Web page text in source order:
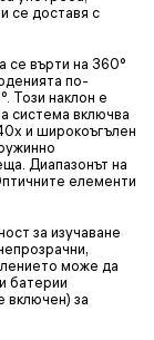
се доставя с
се върти на 360°
по-
Този наклон е
система включва
и широкоъгълен
Диапазонът на
елементи
за изучаване
може да
батерии
включен) за